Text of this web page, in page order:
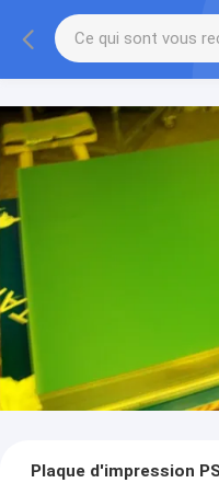
Plaque d'impression